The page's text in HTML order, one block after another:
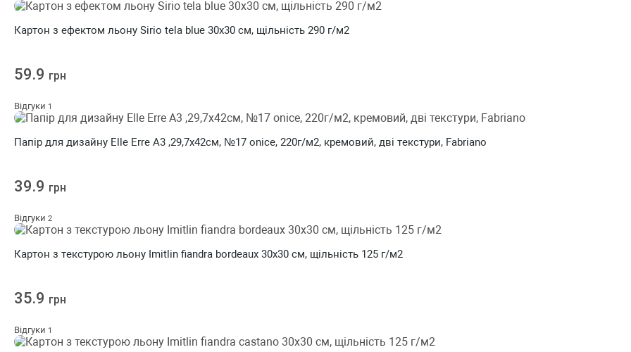
Картон з ефектом льону Sirio tela blue 30х30 см, щільність 290 г/м2
59.9 грн
Відгуки 1
Папір для дизайну Elle Erre А3 ,29,7х42см, №17 onice, 220г/м2, кремовий, дві текстури, Fabriano
39.9 грн
Відгуки 2
Картон з текстурою льону Imitlin fiandra bordeaux 30х30 см, щільність 125 г/м2
35.9 грн
Відгуки 1